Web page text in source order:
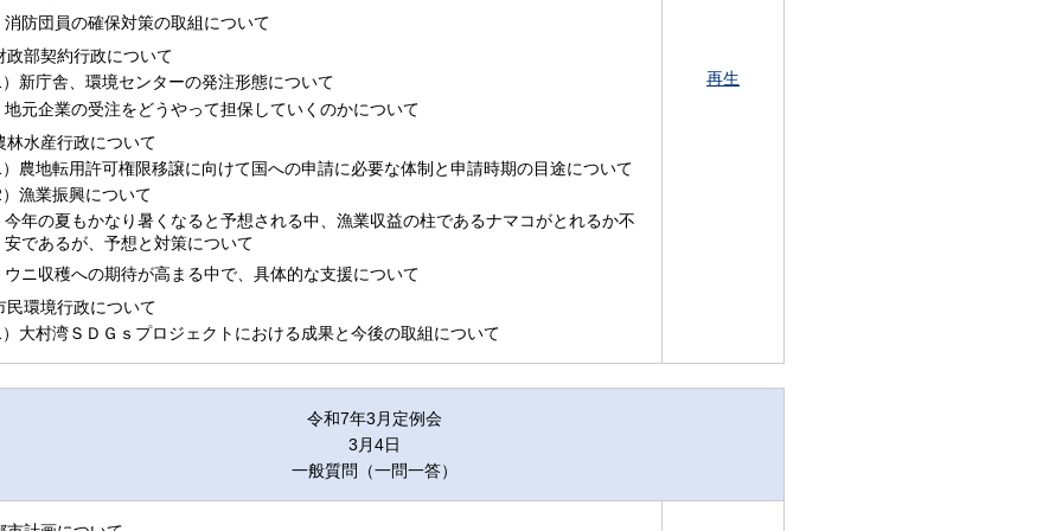
消防団員の確保対策の取組について
政部契約行政について
）新庁舎、環境センターの発注形態について
地元企業の受注をどうやって担保していくのかについて
林水産行政について
）農地転用許可権限移譲に向けて国への申請に必要な体制と申請時期の目途について
）漁業振興について
今年の夏もかなり暑くなると予想される中、漁業収益の柱であるナマコがとれるか不
安であるが、予想と対策について
ウニ収穫への期待が高まる中で、具体的な支援について
民環境行政について
）大村湾ＳＤＧｓプロジェクトにおける成果と今後の取組について
再生
令和7年3月定例会
3月4日
一般質問（一問一答）